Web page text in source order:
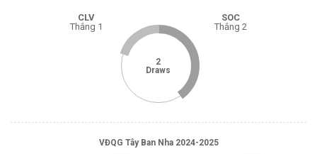
CLV
Thắng 1
2
Draws
SOC
Thắng 2
VĐQG Tây Ban Nha 2024-2025